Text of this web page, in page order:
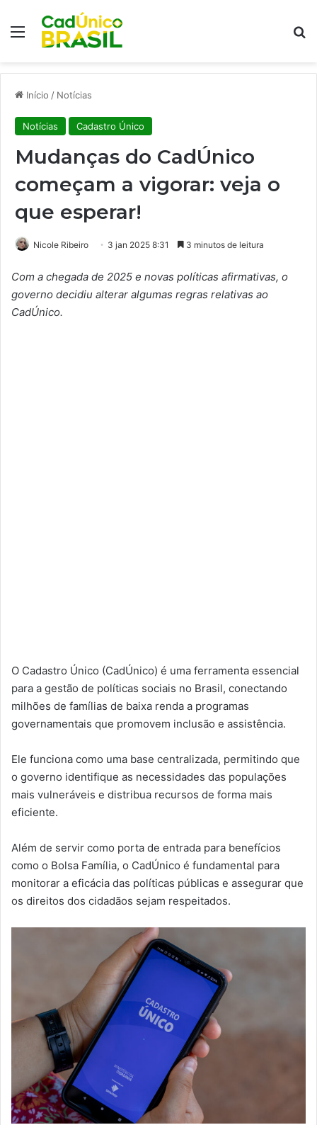
Menu
Início / Notícias
Notícias Cadastro Único
Mudanças do CadÚnico
começam a vigorar: veja o
que esperar!
Nicole Ribeiro 3 jan 2025 8:31 3 minutos de leitura
Com a chegada de 2025 e novas políticas afirmativas, o
governo decidiu alterar algumas regras relativas ao
CadÚnico.
O Cadastro Único (CadÚnico) é uma ferramenta essencial
para a gestão de políticas sociais no Brasil, conectando
milhões de famílias de baixa renda a programas
governamentais que promovem inclusão e assistência.
Ele funciona como uma base centralizada, permitindo que
o governo identifique as necessidades das populações
mais vulneráveis e distribua recursos de forma mais
eficiente.
Além de servir como porta de entrada para benefícios
como o Bolsa Família, o CadÚnico é fundamental para
monitorar a eficácia das políticas públicas e assegurar que
os direitos dos cidadãos sejam respeitados.